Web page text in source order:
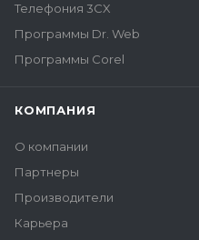
Телефония 3CX
Программы Dr. Web
Программы Corel
КОМПАНИЯ
О компании
Партнеры
Производители
Карьера